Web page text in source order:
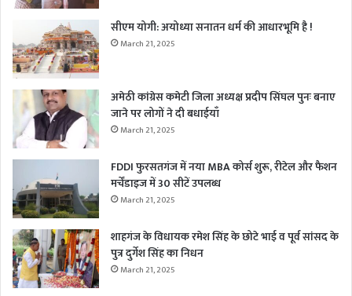
सीएम योगी: अयोध्या सनातन धर्म की आधारभूमि है !
March 21, 2025
अमेठी कांग्रेस कमेटी जिला अध्यक्ष प्रदीप सिंघल पुनः बनाए
जाने पर लोगों ने दी बधाईयाँ
March 21, 2025
FDDI फुरसतगंज में नया MBA कोर्स शुरू, रीटेल और फैशन
मर्चेंडाइज में 30 सीटें उपलब्ध
March 21, 2025
शाहगंज के विधायक रमेश सिंह के छोटे भाई व पूर्व सांसद के
पुत्र दुर्गेश सिंह का निधन
March 21, 2025